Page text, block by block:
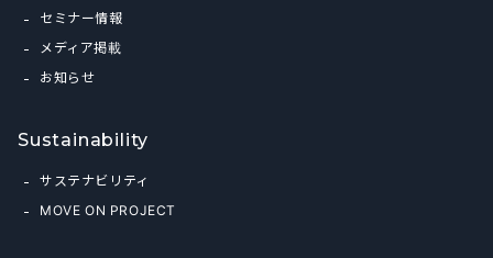
セミナー情報
メディア掲載
お知らせ
Sustainability
サステナビリティ
MOVE ON PROJECT